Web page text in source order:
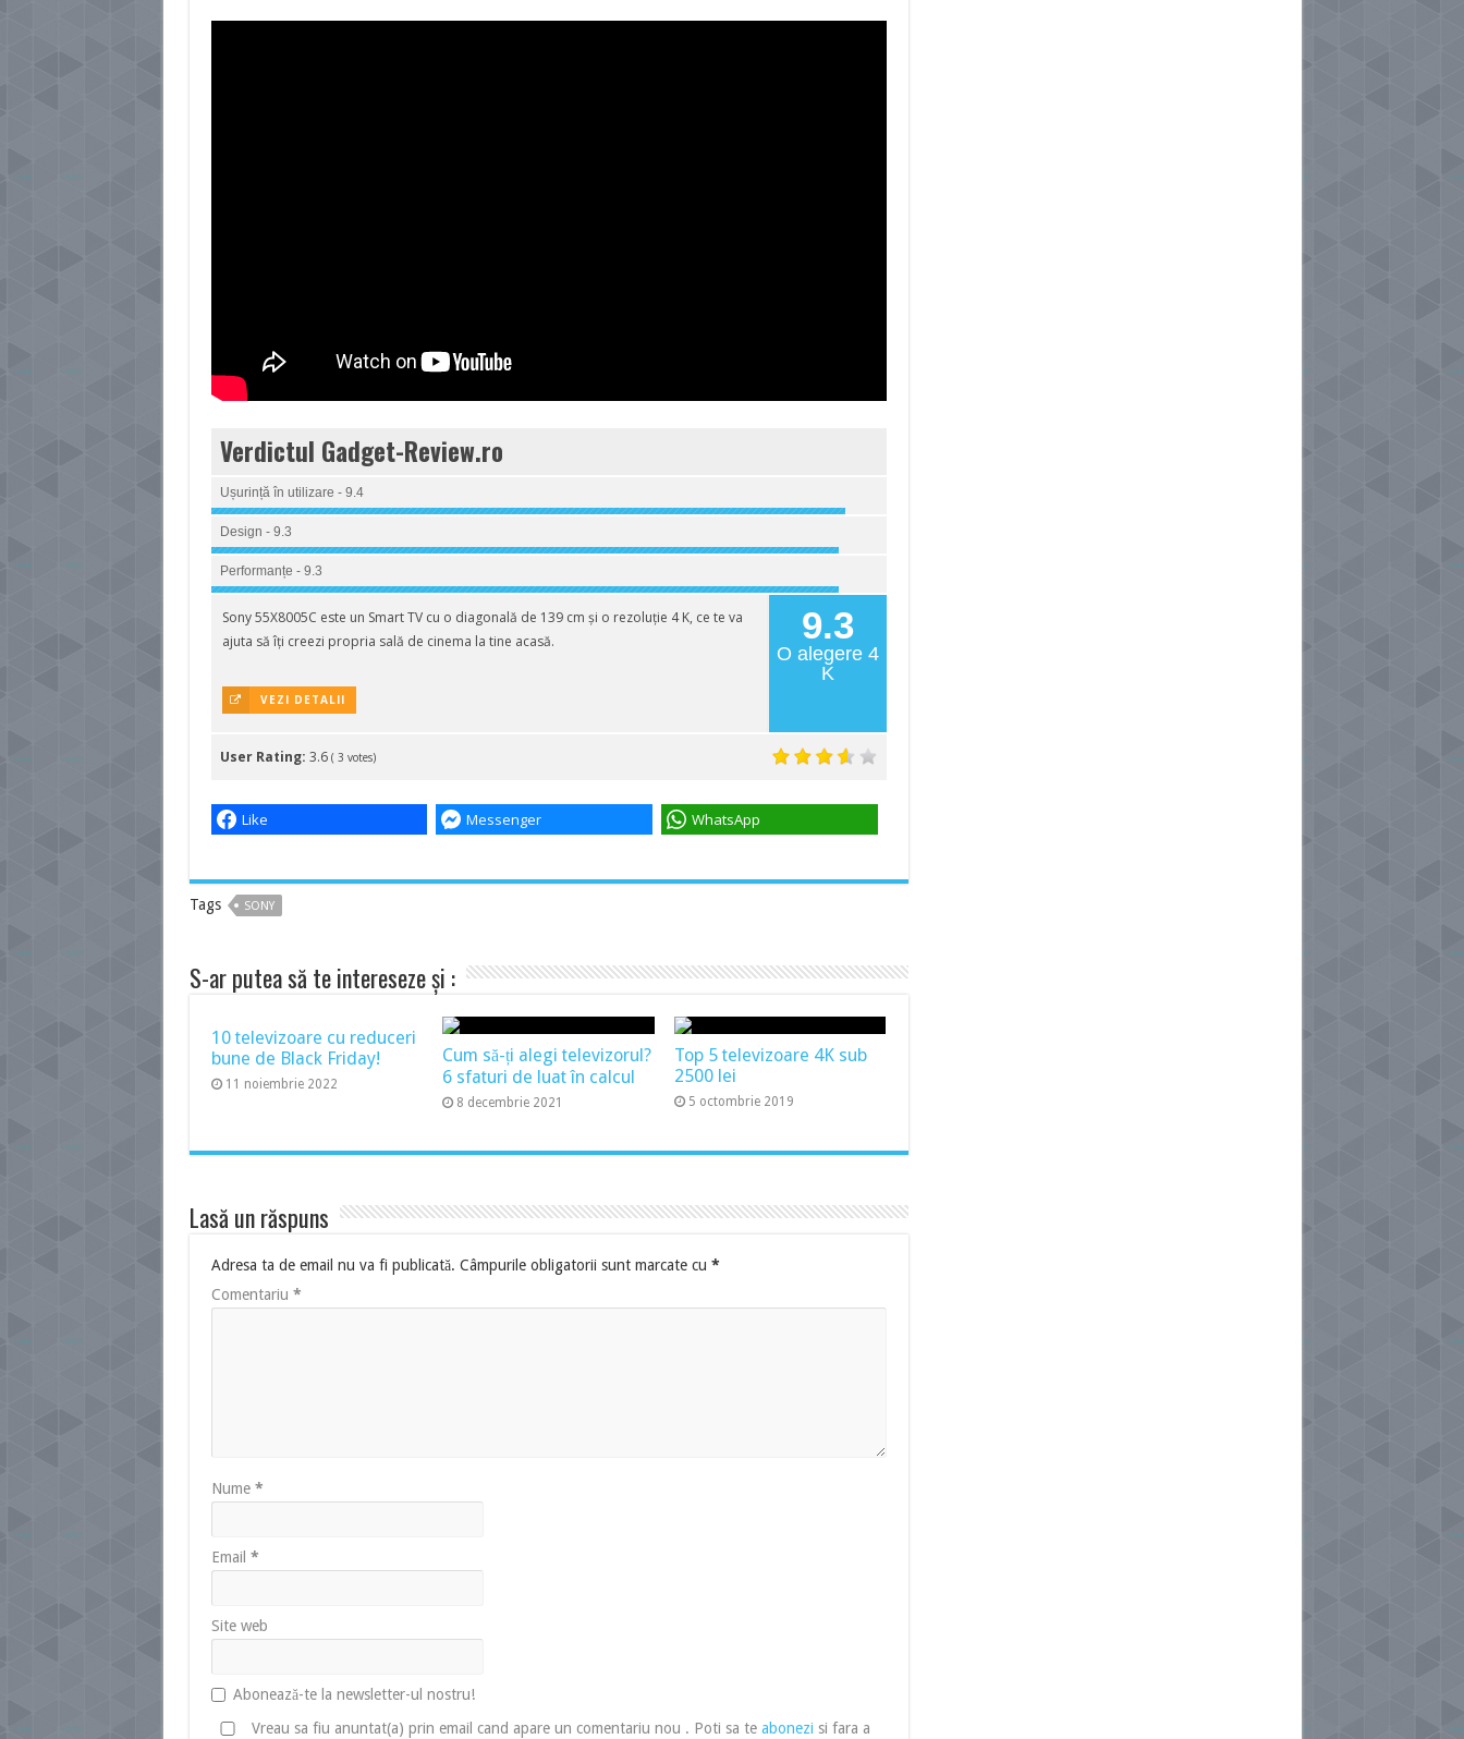
Verdictul Gadget-Review.ro
Ușurință în utilizare - 9.4
Design - 9.3
Performanțe - 9.3
9.3
O alegere 4
K
Sony 55X8005C este un Smart TV cu o diagonală de 139 cm și o rezoluție 4 K, ce te va
ajuta să îți creezi propria sală de cinema la tine acasă.
VEZI DETALII
User Rating: 3.6 ( 3 votes)
Like Messenger WhatsApp
Tags SONY
S-ar putea să te intereseze și :
10 televizoare cu reduceri
bune de Black Friday!
11 noiembrie 2022
Cum să-ți alegi televizorul?
6 sfaturi de luat în calcul
8 decembrie 2021
Top 5 televizoare 4K sub
2500 lei
5 octombrie 2019
Lasă un răspuns
Adresa ta de email nu va fi publicată. Câmpurile obligatorii sunt marcate cu *
Comentariu *
Nume *
Email *
Site web
Abonează-te la newsletter-ul nostru!
Vreau sa fiu anuntat(a) prin email cand apare un comentariu nou . Poti sa te abonezi si fara a